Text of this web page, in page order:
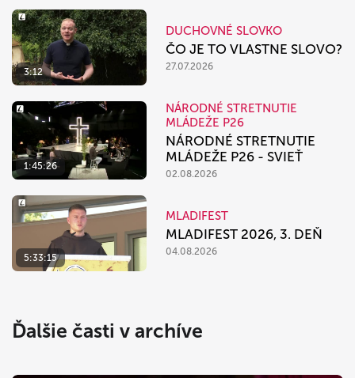
3:12
DUCHOVNÉ SLOVKO
ČO JE TO VLASTNE SLOVO?
27.07.2026
1:45:26
NÁRODNÉ STRETNUTIE
MLÁDEŽE P26
NÁRODNÉ STRETNUTIE
MLÁDEŽE P26 - SVIEŤ
02.08.2026
5:33:15
MLADIFEST
MLADIFEST 2026, 3. DEŇ
04.08.2026
Ďalšie časti v archíve